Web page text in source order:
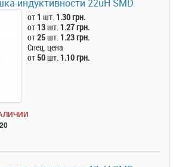
индуктивности 22uH SMD
от 1 шт. 1.30 грн.
от 13шт. 1.27 грн.
от25шт. 1.23 грн.
Спец. цена
от 50шт. 1.10 грн.